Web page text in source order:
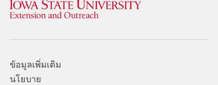
ข้อมูลเพิ่มเติม
นโยบาย